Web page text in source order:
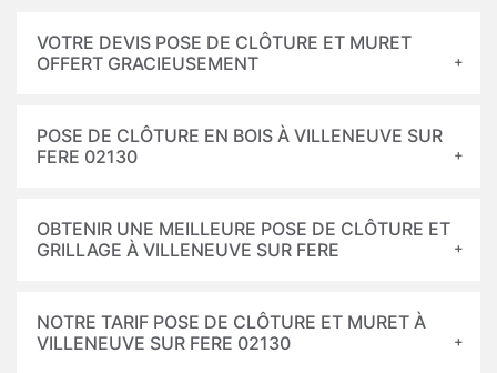
VOTRE DEVIS POSE DE CLÔTURE ET MURET
OFFERT GRACIEUSEMENT
POSE DE CLÔTURE EN BOIS À VILLENEUVE SUR
FERE 02130
OBTENIR UNE MEILLEURE POSE DE CLÔTURE ET
GRILLAGE À VILLENEUVE SUR FERE
NOTRE TARIF POSE DE CLÔTURE ET MURET À
VILLENEUVE SUR FERE 02130